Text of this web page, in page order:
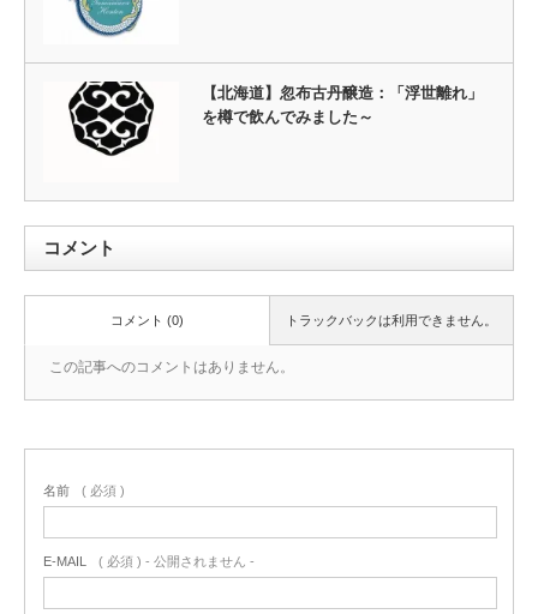
【北海道】忽布古丹醸造：「浮世離れ」
を樽で飲んでみました～
コメント
トラックバックは利用できません。
コメント (0)
この記事へのコメントはありません。
名前 ( 必須 )
E-MAIL ( 必須 ) - 公開されません -